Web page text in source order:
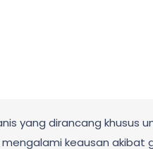
yang dirancang
keausan